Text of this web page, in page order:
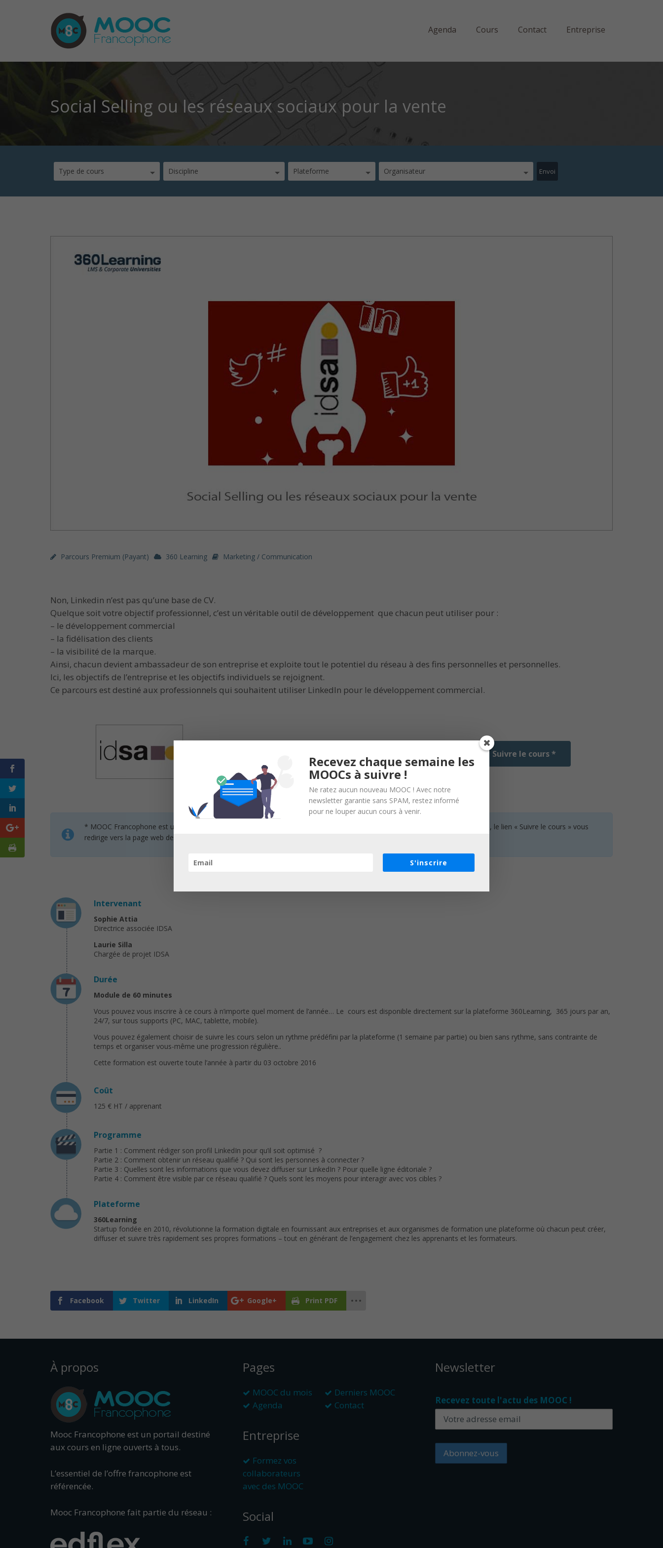
Agenda Cours Contact Entreprise
Social Selling ou les réseaux sociaux pour la vente
Type de cours Discipline Plateforme Organisateur
Parcours Premium (payant) 360 Learning Marketing / Communication
Non, Linkedin n’est pas qu’une base de CV.
Quelque soit votre objectif professionnel, c’est un véritable outil de développement que chacun peut utiliser pour :
– le développement commercial
– la fidélisation des clients
– la visibilité de la marque.
Ainsi, chacun devient ambassadeur de son entreprise et exploite tout le potentiel du réseau à des fins personnelles et personnelles.
Ici, les objectifs de l’entreprise et les objectifs individuels se rejoignent.
Ce parcours est destiné aux professionnels qui souhaitent utiliser LinkedIn pour le développement commercial.
IDSA
Suivre le cours *
* MOOC Francophone est un service de mise en relation sans inscription et sans intermédiaire. Nous n’organisons aucun cours, le lien « Suivre le cours » vous
redirige vers la page web des organisateurs.
Intervenant
Sophie Attia
Directrice associée IDSA
Laurie Silla
Chargée de projet IDSA
Durée
Module de 60 minutes
Vous pouvez vous inscrire à ce cours à n’importe quel moment de l’année… Le cours est disponible directement sur la plateforme 360Learning, 365 jours par an,
24/7, sur tous supports (PC, MAC, tablette, mobile).
Vous pouvez également choisir de suivre les cours selon un rythme prédéfini par la plateforme (1 semaine par partie) ou bien sans rythme, sans contrainte de
temps et organiser vous-même une progression régulière..
Cette formation est ouverte toute l’année à partir du 03 octobre 2016
Coût
125 € HT / apprenant
Programme
Partie 1 : Comment rédiger son profil LinkedIn pour qu’il soit optimisé ?
Partie 2 : Comment obtenir un réseau qualifié ? Qui sont les personnes à connecter ?
Partie 3 : Quelles sont les informations que vous devez diffuser sur LinkedIn ? Pour quelle ligne éditoriale ?
Partie 4 : Comment être visible par ce réseau qualifié ? Quels sont les moyens pour interagir avec vos cibles ?
Plateforme
360Learning
Startup fondée en 2010, révolutionne la formation digitale en fournissant aux entreprises et aux organismes de formation une plateforme où chacun peut créer,
diffuser et suivre très rapidement ses propres formations – tout en générant de l’engagement chez les apprenants et les formateurs.
Facebook Twitter LinkedIn Google+ Print PDF
À propos
Mooc Francophone est un portail destiné
aux cours en ligne ouverts à tous.
L’essentiel de l’offre francophone est
référencée.
Mooc Francophone fait partie du réseau :
Pages
MOOC du mois
Derniers MOOC
Agenda
Contact
Entreprise
Formez vos
collaborateurs
avec des MOOC
Social
Newsletter
Recevez toute l'actu des MOOC !
Recevez chaque semaine les
MOOCs à suivre !
Ne ratez aucun nouveau MOOC ! Avec notre
newsletter garantie sans SPAM, restez informé
pour ne louper aucun cours à venir.
S'inscrire